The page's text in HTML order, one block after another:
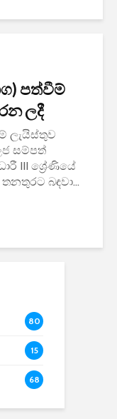
පත්වීම්
ලදී
ලැයිස්තුව
සම්පත්
III ශ්‍රේණියේ
බඳවා...
80
15
68